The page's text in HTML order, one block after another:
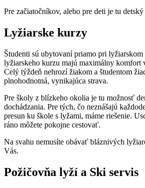
Pre začiatočníkov, alebo pre deti je tu
Lyžiarske kurzy
Študenti sú ubytovaní priamo pri lyžiarskom
lyžiarskeho kurzu majú maximálny komfort
Celý týždeň nehrozí žiakom a študentom
plnohodnotná, vynikajúca strava.
Pre školy z blízkeho okolia je tu možnosť
dochádzania. Pre tých, čo neznášajú
presun ku škole s lyžami, máme riešenie.
ráno môžete pokojne cestovať.
Na svahu nemusíte obávať bláznivých
Vás.
Požičovňa lyží a Ski servis